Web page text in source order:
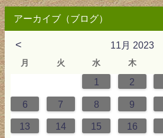
アーカイブ（ブログ）
< 11月 2023
月 火 水 木
1 2
6 7 8 9
13 14 15 16